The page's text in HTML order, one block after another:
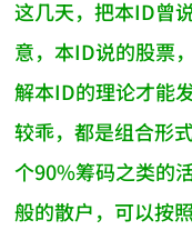
这几天，把本ID曾
意，本ID说的股票
解本ID的理论才能
较乖，都是组合形
个90%筹码之类的
般的散户，可以按